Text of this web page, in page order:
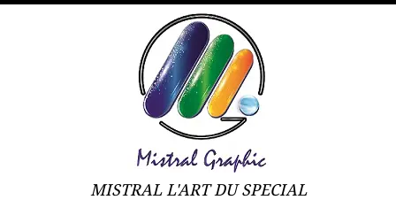
MISTRAL L'ART DU SPECIAL